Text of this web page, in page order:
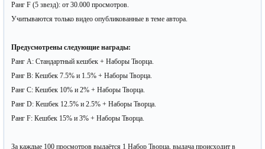
Ранг F (5 звезд): от 30.000 просмотров.
Учитываются только видео опубликованные в теме автора.
Предусмотрены следующие награды:
Ранг A: Стандартный кешбек + Наборы Творца.
Ранг B: Кешбек 7.5% и 1.5% + Наборы Творца.
Ранг C: Кешбек 10% и 2% + Наборы Творца.
Ранг D: Кешбек 12.5% и 2.5% + Наборы Творца.
Ранг F: Кешбек 15% и 3% + Наборы Творца.
За каждые 100 просмотров выдаётся 1 Набор Творца, выдача происходит в